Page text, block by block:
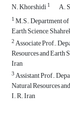
N. Khorshidi1 A.
1M.S., Department
Earth Science,
2Associate Prof.,
Resources and Earth
Iran
3Assistant Prof.,
Natural Resources
I. R. Iran